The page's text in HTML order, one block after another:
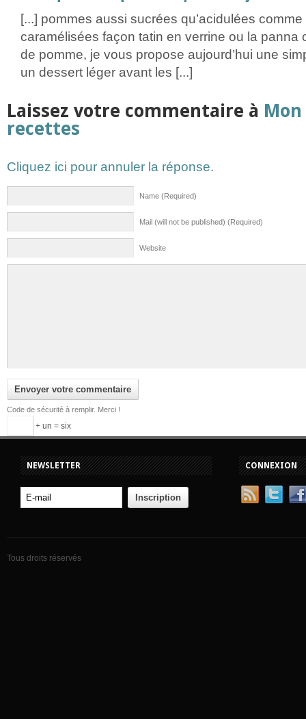
[...] pommes aussi sucrées qu’acidulées
caramélisées façon tatin en verrine ou la panna
de pomme, je vous propose aujourd’hui une
un dessert léger avant les [...]
Laissez votre commentaire à
recettes
Cliquez ici pour annuler la réponse.
Name (Required)
Mail (will not be published) (Required)
Website
Code de sécurité à remplir. Merci !
+ un = six
NEWSLETTER CONNEXION
Tous droits réservés